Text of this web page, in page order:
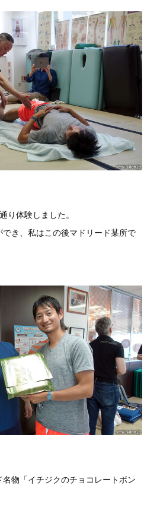
り体験しました。
き、私はこの後マドリード某所で
物「イチジクのチョコレートボン